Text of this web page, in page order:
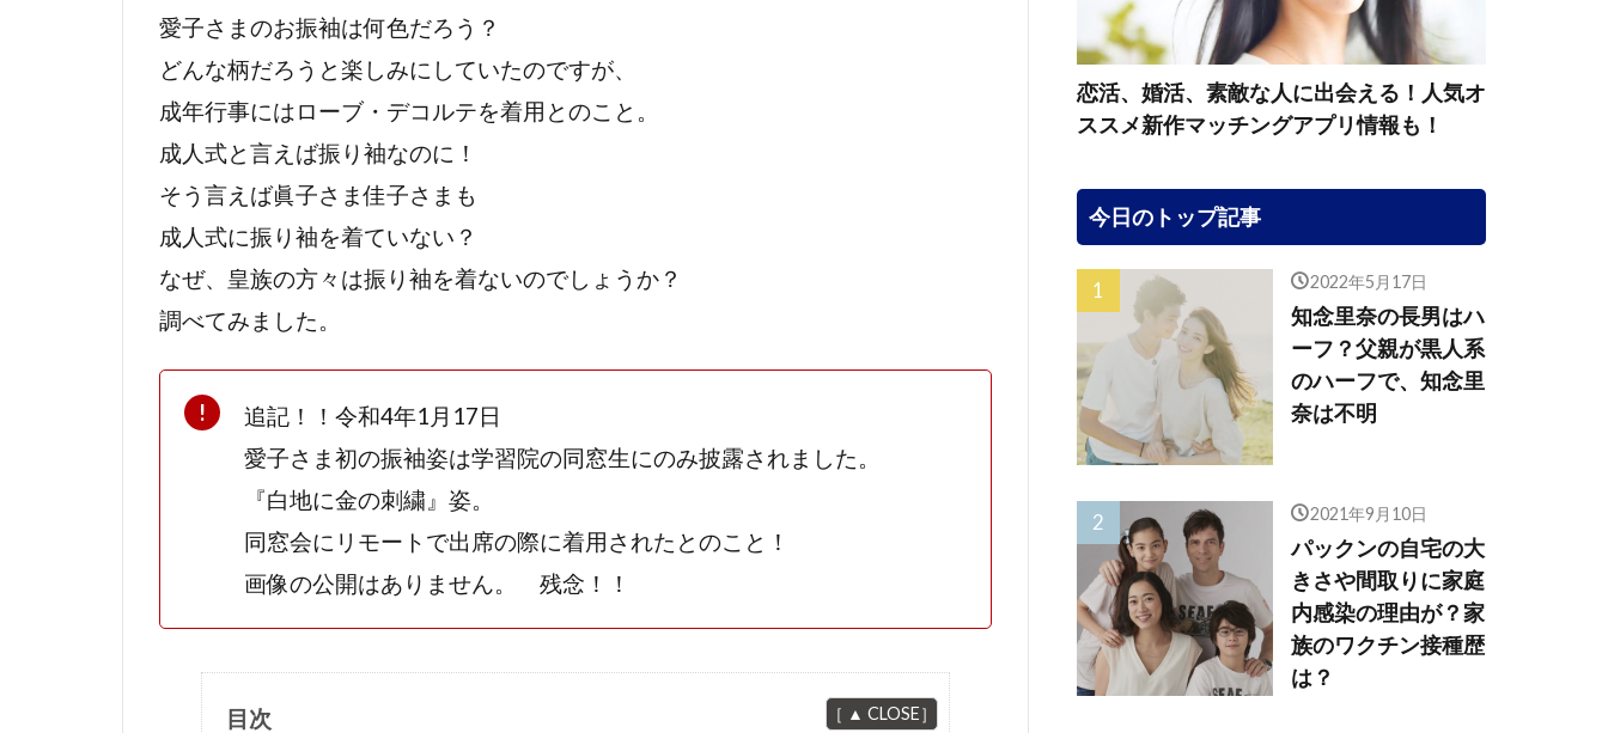
愛子さまのお振袖は何色だろう？
どんな柄だろうと楽しみにしていたのですが、
成年行事にはローブ・デコルテを着用とのこと。
成人式と言えば振り袖なのに！
そう言えば眞子さま佳子さまも
成人式に振り袖を着ていない？
なぜ、皇族の方々は振り袖を着ないのでしょうか？
調べてみました。
追記！！令和4年1月17日
愛子さま初の振袖姿は学習院の同窓生にのみ披露されました。
『白地に金の刺繍』姿。
同窓会にリモートで出席の際に着用されたとのこと！
画像の公開はありません。 残念！！
目次
恋活、婚活、素敵な人に出会える！人気オ
ススメ新作マッチングアプリ情報も！
今日のトップ記事
2022年5月17日
知念里奈の長男はハ
ーフ？父親が黒人系
のハーフで、知念里
奈は不明
2021年9月10日
パックンの自宅の大
きさや間取りに家庭
内感染の理由が？家
族のワクチン接種歴
は？